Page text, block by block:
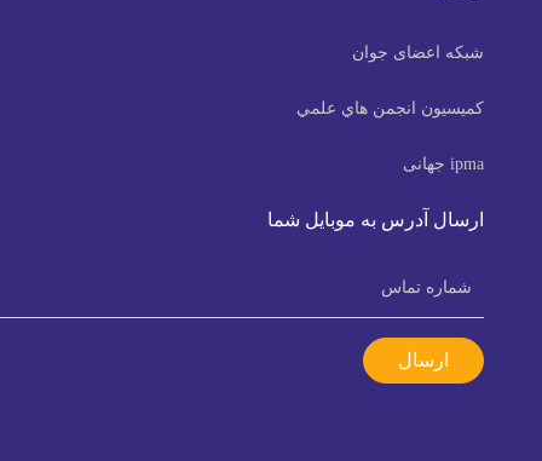
شبکه اعضای جوان
كميسيون انجمن هاي علمي
ipma جهانی
ارسال آدرس به موبایل شما
ارسال